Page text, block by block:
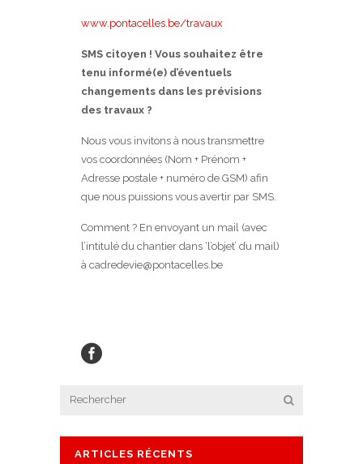
www.pontacelles.be/travaux
SMS citoyen ! Vous souhaitez être
tenu informé(e) d’éventuels
changements dans les prévisions
des travaux ?
Nous vous invitons à nous transmettre
vos coordonnées (Nom + Prénom +
Adresse postale + numéro de GSM) afin
que nous puissions vous avertir par SMS.
Comment ? En envoyant un mail (avec
l’intitulé du chantier dans ‘l’objet’ du mail)
à cadredevie@pontacelles.be
ARTICLES RÉCENTS